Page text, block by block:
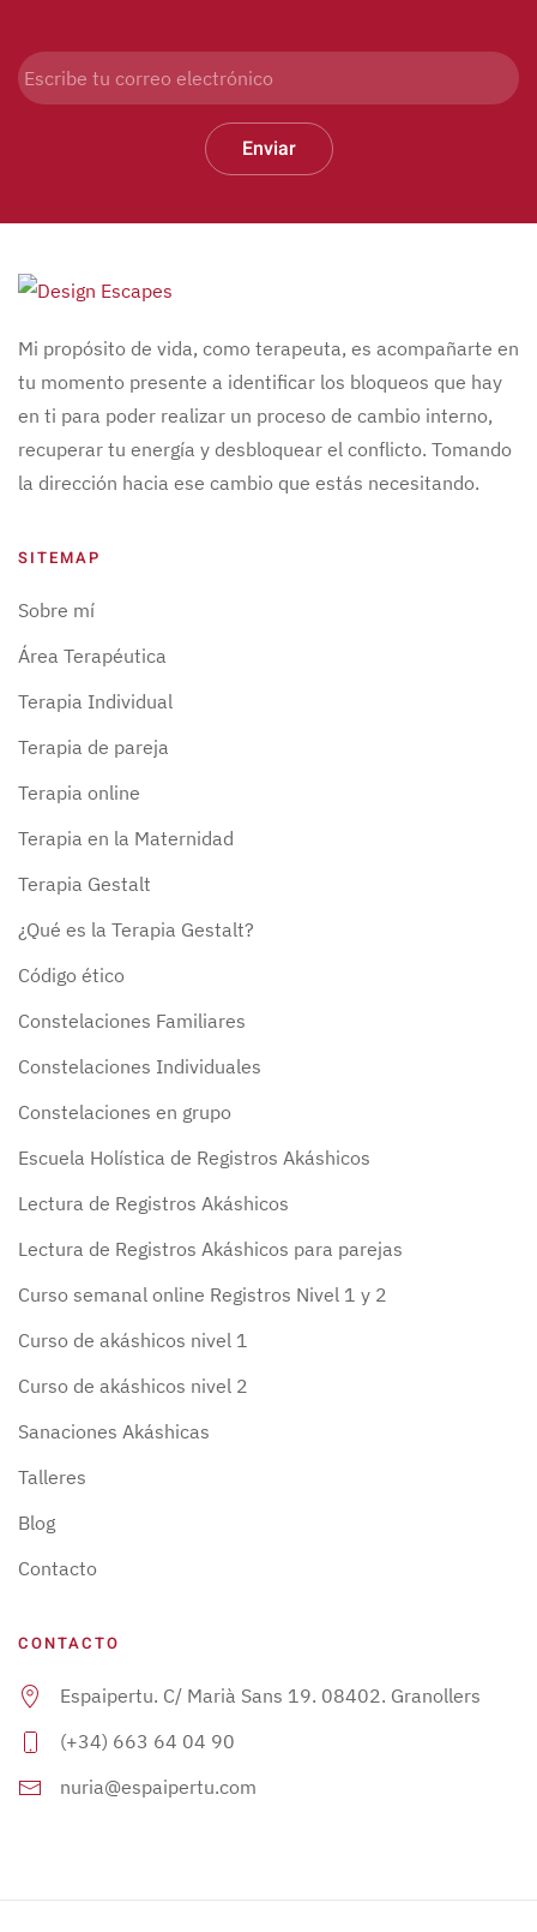
Enviar
Mi propósito de vida, como terapeuta, es acompañarte en
tu momento presente a identificar los bloqueos que hay
en ti para poder realizar un proceso de cambio interno,
recuperar tu energía y desbloquear el conflicto. Tomando
la dirección hacia ese cambio que estás necesitando.
SITEMAP
Sobre mí
Área Terapéutica
Terapia Individual
Terapia de pareja
Terapia online
Terapia en la Maternidad
Terapia Gestalt
¿Qué es la Terapia Gestalt?
Código ético
Constelaciones Familiares
Constelaciones Individuales
Constelaciones en grupo
Escuela Holística de Registros Akáshicos
Lectura de Registros Akáshicos
Lectura de Registros Akáshicos para parejas
Curso semanal online Registros Nivel 1 y 2
Curso de akáshicos nivel 1
Curso de akáshicos nivel 2
Sanaciones Akáshicas
Talleres
Blog
Contacto
CONTACTO
Espaipertu. C/ Marià Sans 19. 08402. Granollers
(+34) 663 64 04 90
nuria@espaipertu.com